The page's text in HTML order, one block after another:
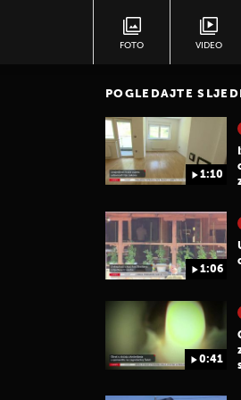
FOTO VIDEO
POGLEDAJTE
1:10
1:06
0:41